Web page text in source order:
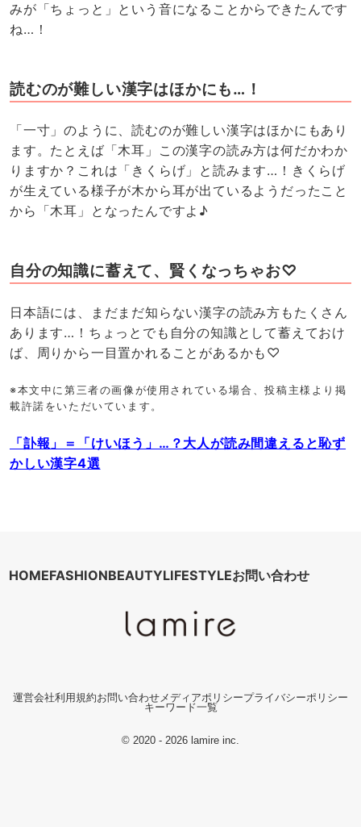
みが「ちょっと」という音になることからできたんです
ね…！
読むのが難しい漢字はほかにも…！
「一寸」のように、読むのが難しい漢字はほかにもあり
ます。たとえば「木耳」この漢字の読み方は何だかわか
りますか？これは「きくらげ」と読みます…！きくらげ
が生えている様子が木から耳が出ているようだったこと
から「木耳」となったんですよ♪
自分の知識に蓄えて、賢くなっちゃお♡
日本語には、まだまだ知らない漢字の読み方もたくさん
あります…！ちょっとでも自分の知識として蓄えておけ
ば、周りから一目置かれることがあるかも♡
※本文中に第三者の画像が使用されている場合、投稿主様より掲
載許諾をいただいています。
「訃報」＝「けいほう」…？大人が読み間違えると恥ず
かしい漢字4選
HOMEFASHIONBEAUTYLIFESTYLEお問い合わせ
運営会社利用規約お問い合わせ メディアポリシープライバシーポリシー
キーワード一覧
© 2020 - 2026 lamire inc.